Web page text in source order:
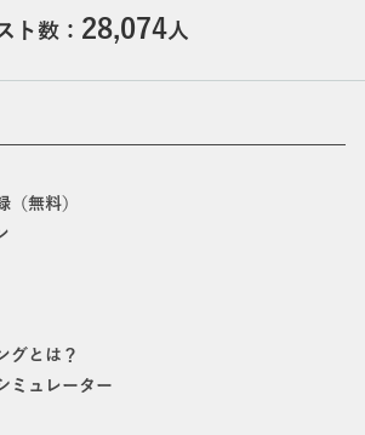
ト数： 28,074人
（無料）
グとは？
ミュレーター